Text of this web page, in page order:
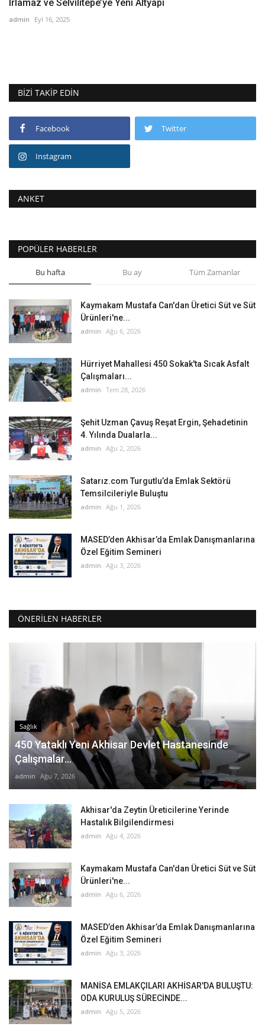
Irlamaz ve Selvilitepe’ye Yeni Altyapı
admin Eyl 16, 2025
BIZI TAKIP EDIN
Facebook Twitter
Instagram
ANKET
POPÜLER HABERLER
Bu hafta Bu ay Tüm Zamanlar
Kaymakam Mustafa Can'dan Üretici Süt ve Süt
Ürünleri'ne...
admin Ağu 6, 2026
Hürriyet Mahallesi 450 Sokak'ta Sıcak Asfalt
Çalışmaları...
admin Tem 28, 2026
Şehit Uzman Çavuş Reşat Ergin, Şehadetinin
4. Yılında Dualarla...
admin Ağu 2, 2026
Satarız.com Turgutlu’da Emlak Sektörü
Temsilcileriyle Buluştu
admin Ağu 1, 2026
MASED’den Akhisar’da Emlak Danışmanlarına
Özel Eğitim Semineri
admin Ağu 3, 2026
ÖNERILEN HABERLER
Sağlık
450 Yataklı Yeni Akhisar Devlet Hastanesinde
Çalışmalar...
admin Ağu 7, 2026
Akhisar'da Zeytin Üreticilerine Yerinde
Hastalık Bilgilendirmesi
admin Ağu 4, 2026
Kaymakam Mustafa Can'dan Üretici Süt ve Süt
Ürünleri'ne...
admin Ağu 6, 2026
MASED’den Akhisar’da Emlak Danışmanlarına
Özel Eğitim Semineri
admin Ağu 3, 2026
MANİSA EMLAKÇILARI AKHİSAR'DA BULUŞTU:
ODA KURULUŞ SÜRECİNDE...
admin Ağu 5, 2026